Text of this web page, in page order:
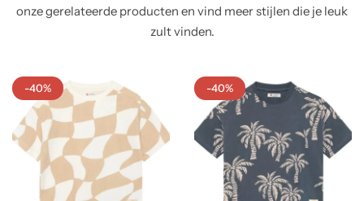
onze gerelateerde producten en vind meer stijlen die je leuk
zult vinden.
-40% -40%